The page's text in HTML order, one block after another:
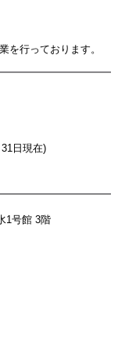
を行っております。
日現在)
1号館 3階